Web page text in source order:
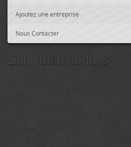
Ajoutez une entreprise
Nous Contacter
Liens thématiques